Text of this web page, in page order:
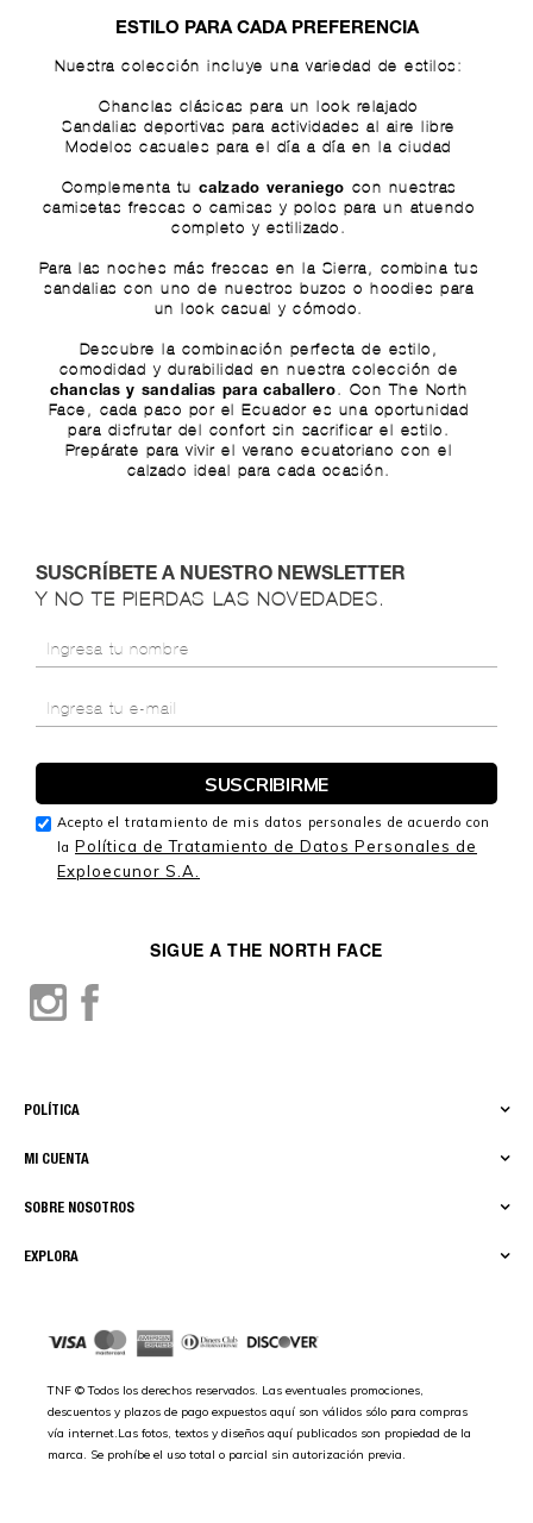
ESTILO PARA CADA PREFERENCIA
Nuestra colección incluye una variedad de estilos:
Chanclas clásicas para un look relajado
Sandalias deportivas para actividades al aire libre
Modelos casuales para el día a día en la ciudad
Complementa tucalzado veraniego
con nuestras
camisetas frescas o camisas y polos para un atuendo
completo y estilizado.
Para las noches más frescas en la Sierra, combina tus
sandalias con uno de nuestros buzos o hoodies para
un look casual y cómodo.
Descubre la combinación perfecta de estilo,
comodidad y durabilidad en nuestra colección de
chanclas y sandalias para caballero. Con The North
Face, cada paso por el Ecuador es una oportunidad
para disfrutar del confort sin sacrificar el estilo.
Prepárate para vivir el verano ecuatoriano con el
calzado ideal para cada ocasión.
EXPLORA
SOBRE NOSOTROS
MI CUENTA
POLÍTICA
SIGUE A THE NORTH FACE
TNF © Todos los derechos reservados. Las eventuales promociones,
descuentos y plazos de pago expuestos aquí son válidos sólo para compras
vía internet.Las fotos, textos y diseños aquí publicados son propiedad de la
marca. Se prohíbe el uso total o parcial sin autorización previa.
SUSCRÍBETE A NUESTRO NEWSLETTER
Y NO TE PIERDAS LAS NOVEDADES.
Acepto el tratamiento de mis datos personales de acuerdo con
la Política de Tratamiento de Datos Personales de
Exploecunor S.A.